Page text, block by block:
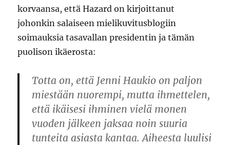
korvaansa, että Hazard on kirjoittanut
johonkin salaiseen mielikuvitusblogiin
soimauksia tasavallan presidentin ja tämän
puolison ikäerosta:
Totta on, että Jenni Haukio on paljon
miestään nuorempi, mutta ihmettelen,
että ikäisesi ihminen vielä monen
vuoden jälkeen jaksaa noin suuria
tunteita asiasta kantaa. Aiheesta luulisi